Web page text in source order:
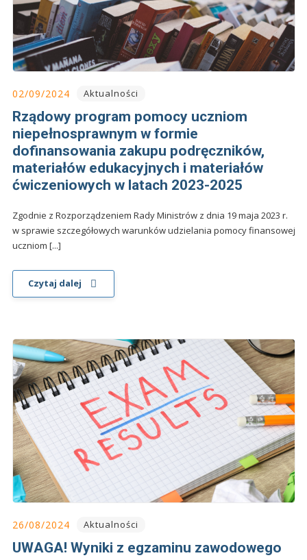
02/09/2024 Aktualności
Rządowy program pomocy uczniom
niepełnosprawnym w formie
dofinansowania zakupu podręczników,
materiałów edukacyjnych i materiałów
ćwiczeniowych w latach 2023-2025
Zgodnie z Rozporządzeniem Rady Ministrów z dnia 19 maja 2023 r.
w sprawie szczegółowych warunków udzielania pomocy finansowej
uczniom [...]
Czytaj dalej
26/08/2024 Aktualności
UWAGA! Wyniki z egzaminu zawodowego